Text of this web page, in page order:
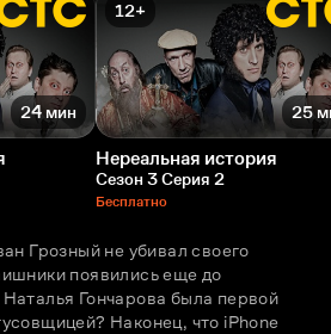
24 мин
12+
25
Нереальная история
Сезон 3 Серия 2
Бесплатно
Грозный не убивал своего
появились еще до
Гончарова была первой
Наконец, что iPhone